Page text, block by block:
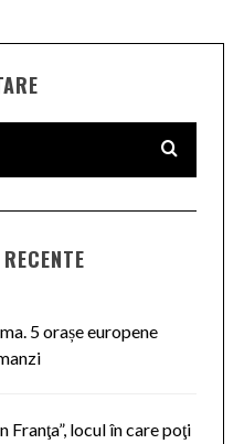
5 orașe europene
Franţa”, locul în care poţi